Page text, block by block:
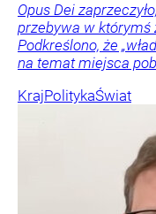
Opus Dei
przebywa w którymś
Podkreślono, że
na temat miejsca
KrajPolitykaŚwiat